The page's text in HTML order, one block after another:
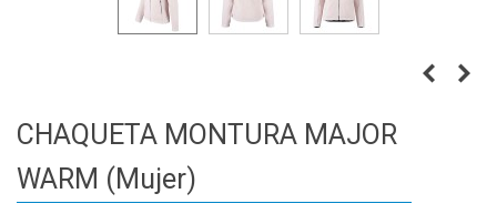
CHAQUETA MONTURA MAJOR
WARM (Mujer)